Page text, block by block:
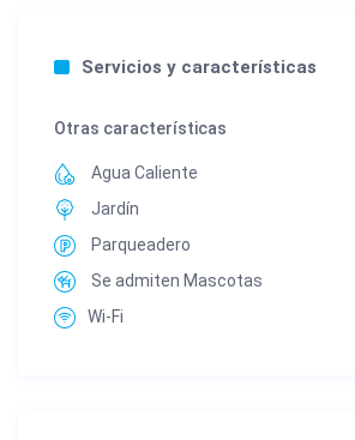
Servicios y características
Otras características
Agua Caliente
Jardín
Parqueadero
Se admiten Mascotas
Wi-Fi